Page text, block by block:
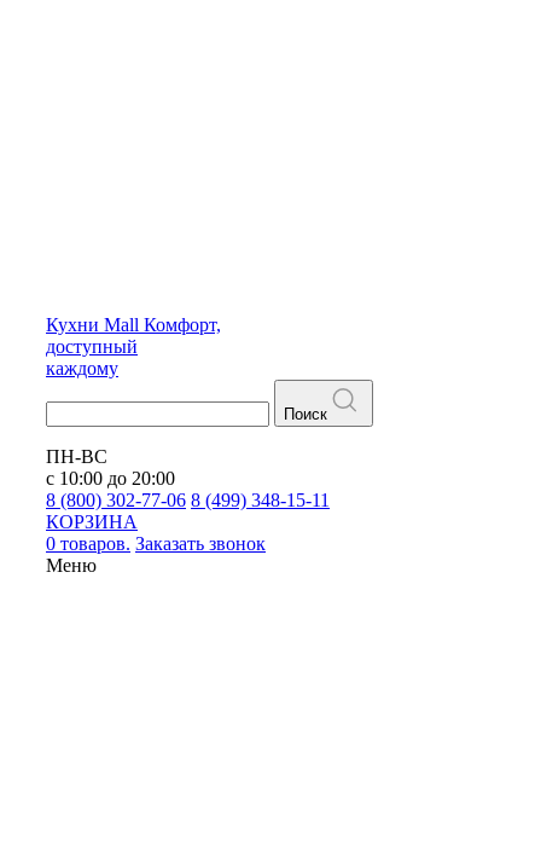
Кухни Mall Комфорт,
доступный
каждому
Поиск
ПН-ВС
с 10:00 до 20:00
8 (800) 302-77-06 8 (499) 348-15-11
КОРЗИНА
0 товаров. Заказать звонок
Меню